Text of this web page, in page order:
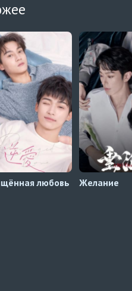
в мечте
14 серия
3 серия
любовь Желание